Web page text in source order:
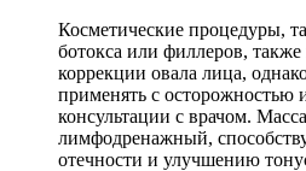
Косметические процедуры,
ботокса или филлеров,
коррекции овала лица,
применять с осторожностью
консультации с врачом.
лимфодренажный,
отечности и улучшению